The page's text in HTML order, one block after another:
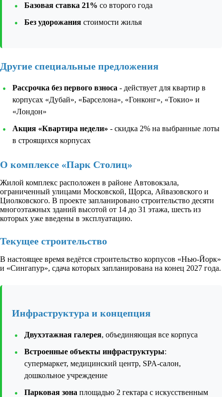
Базовая ставка 21% со второго года
Без удорожания стоимости жилья
Другие специальные предложения
Рассрочка без первого взноса - действует для квартир в
корпусах «Дубай», «Барселона», «Гонконг», «Токио» и
«Лондон»
Акция «Квартира недели» - скидка 2% на выбранные лоты
в строящихся корпусах
О комплексе «Парк Столиц»
Жилой комплекс расположен в районе Автовокзала,
ограниченный улицами Московской, Щорса, Айвазовского и
Циолковского. В проекте запланировано строительство десяти
многоэтажных зданий высотой от 14 до 31 этажа, шесть из
которых уже введены в эксплуатацию.
Текущее строительство
В настоящее время ведётся строительство корпусов «Нью-Йорк»
и «Сингапур», сдача которых запланирована на конец 2027 года.
Инфраструктура и концепция
Двухэтажная галерея, объединяющая все корпуса
Встроенные объекты инфраструктуры:
супермаркет, медицинский центр, SPA-салон,
дошкольное учреждение
Парковая зона площадью 2 гектара с искусственным